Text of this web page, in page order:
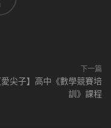
下一篇
愛尖子】高中《數學競賽培
訓》課程